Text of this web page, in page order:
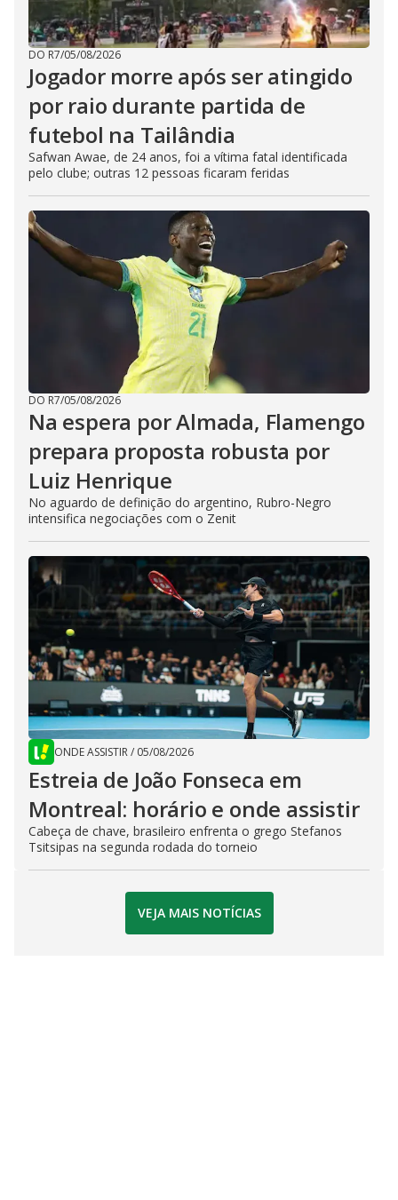
DO R7/05/08/2026
Jogador morre após ser atingido
por raio durante partida de
futebol na Tailândia
Safwan Awae, de 24 anos, foi a vítima fatal identificada
pelo clube; outras 12 pessoas ficaram feridas
DO R7/05/08/2026
Na espera por Almada, Flamengo
prepara proposta robusta por
Luiz Henrique
No aguardo de definição do argentino, Rubro-Negro
intensifica negociações com o Zenit
ONDE ASSISTIR/ 05/08/2026
Estreia de João Fonseca em
Montreal: horário e onde assistir
Cabeça de chave, brasileiro enfrenta o grego Stefanos
Tsitsipas na segunda rodada do torneio
VEJA MAIS NOTÍCIAS